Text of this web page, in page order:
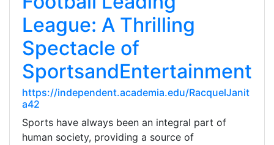
League: A Thrilling
Spectacle of
SportsandEntertainment
https://independent.academia.edu/RacquelJanit
a42
Sports have always been an integral part of
human society, providing a source of